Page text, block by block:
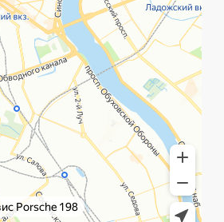
Контакты
ПН-ПТ
с 10:00 до 21:00